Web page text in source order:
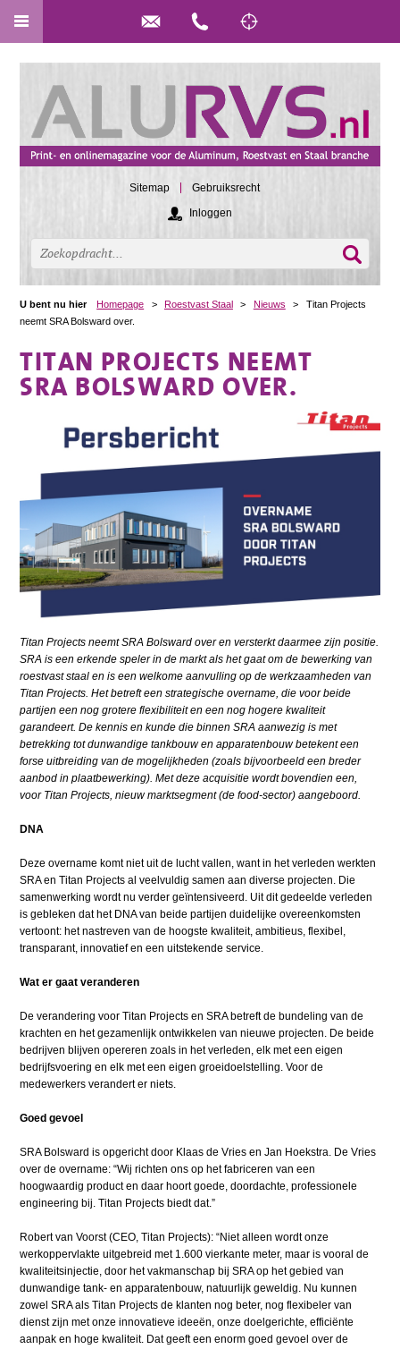
Sitemap
Gebruiksrecht
Inloggen
U bent nu hier Homepage > Roestvast Staal > Nieuws >
Titan Projects
neemt SRA Bolsward over.
TITAN PROJECTS NEEMT
SRA BOLSWARD OVER.
Titan Projects neemt SRA Bolsward over en versterkt daarmee zijn positie.
SRA is een erkende speler in de markt als het gaat om de bewerking van
roestvast staal en is een welkome aanvulling op de werkzaamheden van
Titan Projects. Het betreft een strategische overname, die voor beide
partijen een nog grotere flexibiliteit en een nog hogere kwaliteit
garandeert. De kennis en kunde die binnen SRA aanwezig is met
betrekking tot dunwandige tankbouw en apparatenbouw betekent een
forse uitbreiding van de mogelijkheden (zoals bijvoorbeeld een breder
aanbod in plaatbewerking). Met deze acquisitie wordt bovendien een,
voor Titan Projects, nieuw marktsegment (de food-sector) aangeboord.
DNA
Deze overname komt niet uit de lucht vallen, want in het verleden werkten
SRA en Titan Projects al veelvuldig samen aan diverse projecten. Die
samenwerking wordt nu verder geïntensiveerd. Uit dit gedeelde verleden
is gebleken dat het DNA van beide partijen duidelijke overeenkomsten
vertoont: het nastreven van de hoogste kwaliteit, ambitieus, flexibel,
transparant, innovatief en een uitstekende service.
Wat er gaat veranderen
De verandering voor Titan Projects en SRA betreft de bundeling van de
krachten en het gezamenlijk ontwikkelen van nieuwe projecten. De beide
bedrijven blijven opereren zoals in het verleden, elk met een eigen
bedrijfsvoering en elk met een eigen groeidoelstelling. Voor de
medewerkers verandert er niets.
Goed gevoel
SRA Bolsward is opgericht door Klaas de Vries en Jan Hoekstra. De Vries
over de overname: “Wij richten ons op het fabriceren van een
hoogwaardig product en daar hoort goede, doordachte, professionele
engineering bij. Titan Projects biedt dat.”
Robert van Voorst (CEO, Titan Projects): “Niet alleen wordt onze
werkoppervlakte uitgebreid met 1.600 vierkante meter, maar is vooral de
kwaliteitsinjectie, door het vakmanschap bij SRA op het gebied van
dunwandige tank- en apparatenbouw, natuurlijk geweldig. Nu kunnen
zowel SRA als Titan Projects de klanten nog beter, nog flexibeler van
dienst zijn met onze innovatieve ideeën, onze doelgerichte, efficiënte
aanpak en hoge kwaliteit. Dat geeft een enorm goed gevoel over de